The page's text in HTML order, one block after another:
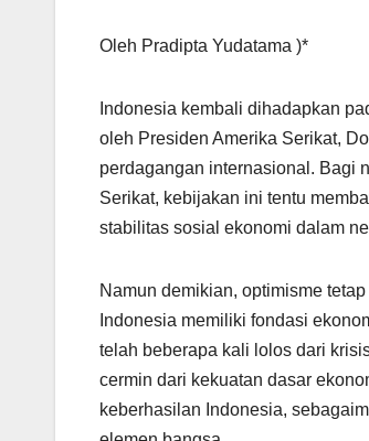
Oleh Pradipta Yudatama )*
Indonesia kembali dihadapkan
oleh Presiden Amerika Serikat,
perdagangan internasional. Bagi
Serikat, kebijakan ini tentu
stabilitas sosial ekonomi dalam
Namun demikian, optimisme
Indonesia memiliki fondasi
telah beberapa kali lolos dari
cermin dari kekuatan dasar
keberhasilan Indonesia,